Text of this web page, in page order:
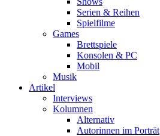
Serien & Reihen
Spielfilme
Games
Brettspiele
Konsolen & PC
Mobil
Musik
Artikel
Interviews
Kolumnen
Alternativ
Autorinnen im Porträt